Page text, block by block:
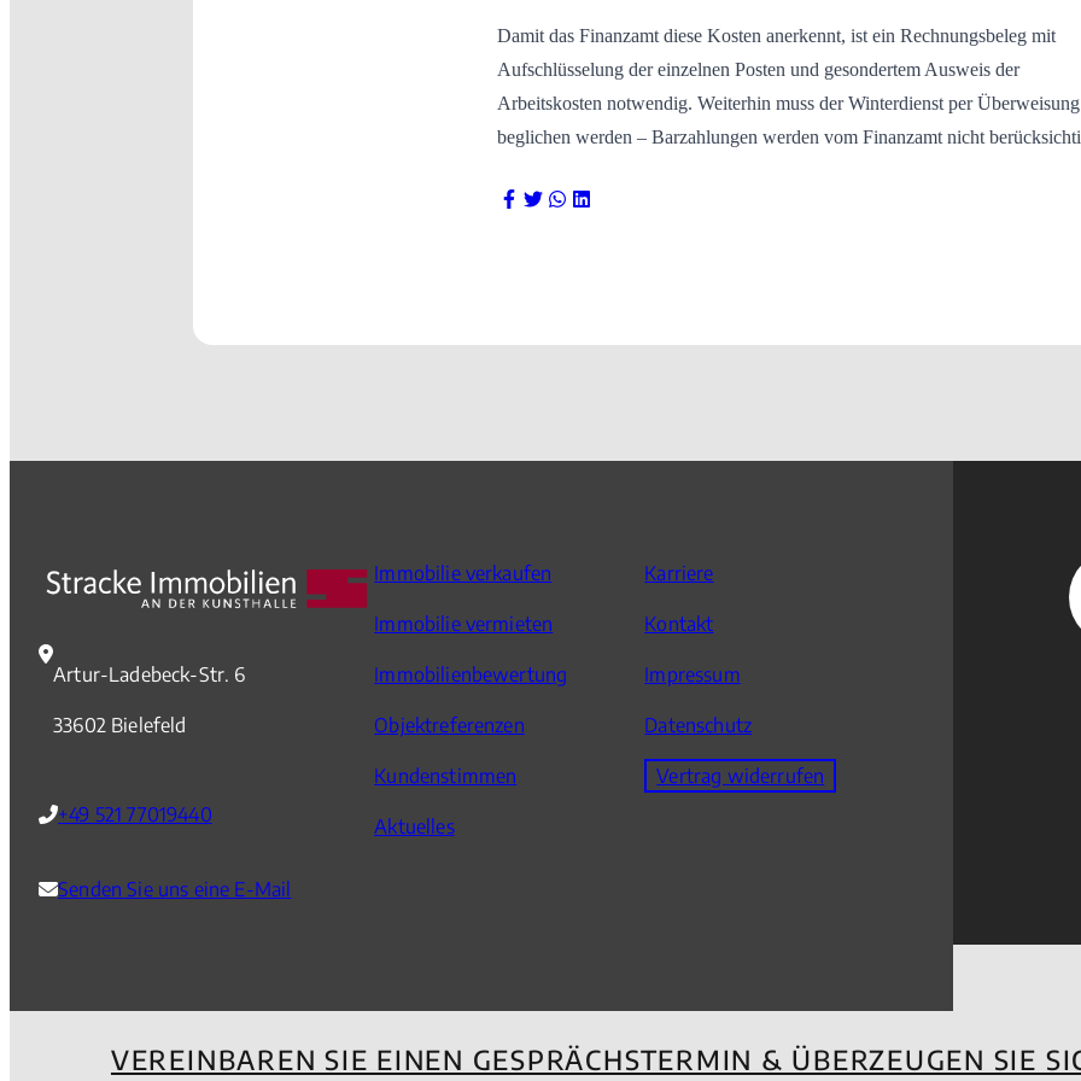
Damit das Finanzamt diese Kosten anerkennt, ist ein Rechnungsbeleg mit
Aufschlüsselung der einzelnen Posten und gesondertem Ausweis der
Arbeitskosten notwendig. Weiterhin muss der Winterdienst per Überweisung
beglichen werden – Barzahlungen werden vom Finanzamt nicht
Artur-Ladebeck-Str. 6
33602 Bielefeld
+49 521 77019440
Senden Sie uns eine E-Mail
Immobilie verkaufen
Immobilie vermieten
Immobilienbewertung
Objektreferenzen
Kundenstimmen
Aktuelles
Karriere
Kontakt
Impressum
Datenschutz
Vertrag widerrufen
VEREINBAREN SIE EINEN GESPRÄCHSTERMIN & ÜBERZEUGEN SIE